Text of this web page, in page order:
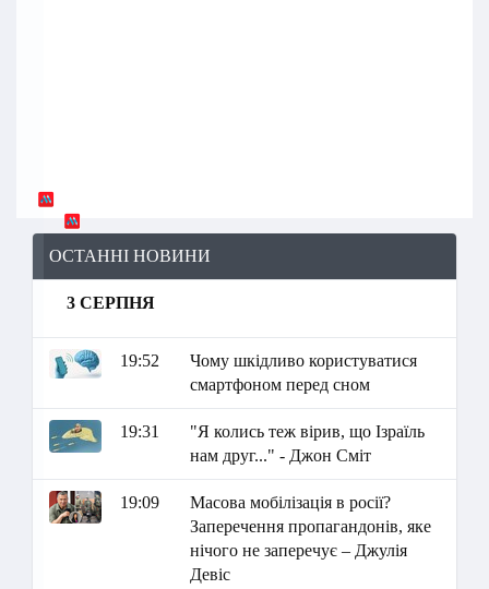
ОСТАННІ НОВИНИ
3 СЕРПНЯ
19:52
Чому шкідливо користуватися
смартфоном перед сном
19:31
"Я колись теж вірив, що Ізраїль
нам друг..." - Джон Сміт
19:09
Масова мобілізація в росії?
Заперечення пропагандонів, яке
нічого не заперечує – Джулія
Девіс